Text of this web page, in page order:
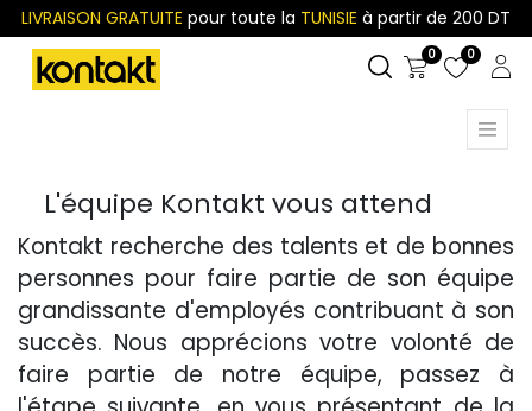
LIVRAISON GRATUITE pour toute la TUNISIE à partir de 200 DT
0 0
L'équipe Kontakt vous attend
Kontakt recherche des talents et de bonnes
personnes pour faire partie de son équipe
grandissante d'employés contribuant à son
succès. Nous apprécions votre volonté de
faire partie de notre équipe, passez à